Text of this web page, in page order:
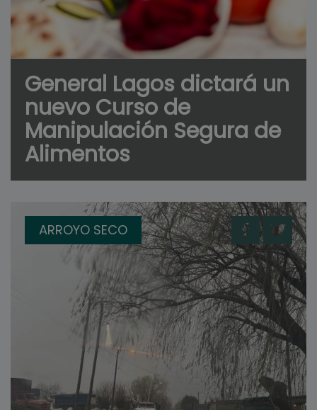
General Lagos dictará un
nuevo Curso de
Manipulación Segura de
Alimentos
ARROYO SECO